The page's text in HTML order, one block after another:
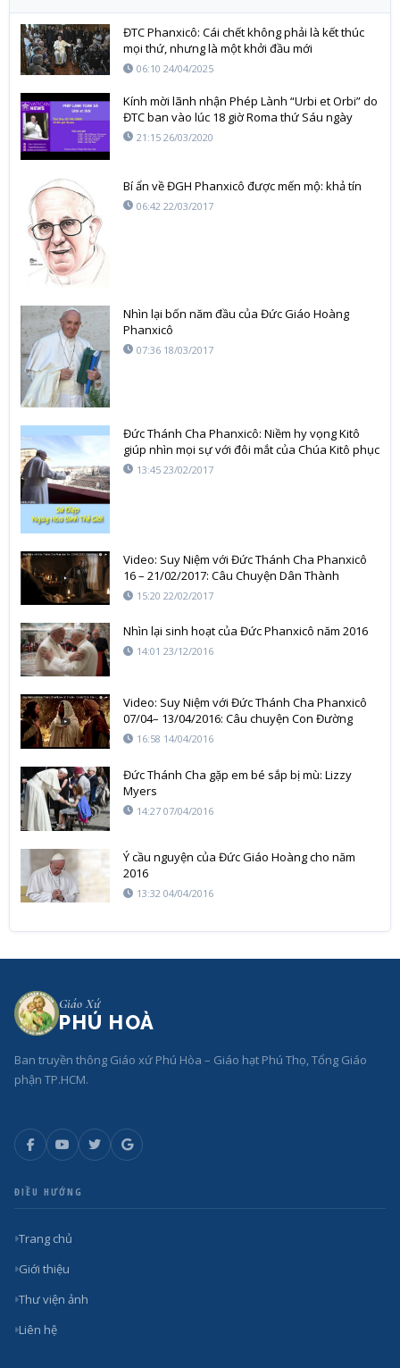
ĐTC Phanxicô: Cái chết không phải là kết thúc
mọi thứ, nhưng là một khởi đầu mới
06:10 24/04/2025
Kính mời lãnh nhận Phép Lành “Urbi et Orbi” do
ĐTC ban vào lúc 18 giờ Roma thứ Sáu ngày
27/03 Việt Nam lúc O giờ
21:15 26/03/2020
Bí ẩn về ĐGH Phanxicô được mến mộ: khả tín
06:42 22/03/2017
Nhìn lại bốn năm đầu của Đức Giáo Hoàng
Phanxicô
07:36 18/03/2017
Đức Thánh Cha Phanxicô: Niềm hy vọng Kitô
giúp nhìn mọi sự với đôi mắt của Chúa Kitô phục
sinh.13:45 23/02/2017
Video: Suy Niệm với Đức Thánh Cha Phanxicô
16 – 21/02/2017: Câu Chuyện Dân Thành
Athènes
15:20 22/02/2017
Nhìn lại sinh hoạt của Đức Phanxicô năm 2016
14:01 23/12/2016
Video: Suy Niệm với Đức Thánh Cha Phanxicô
07/04– 13/04/2016: Câu chuyện Con Đường
Emmaus
16:58 14/04/2016
Đức Thánh Cha gặp em bé sắp bị mù: Lizzy
Myers
14:27 07/04/2016
Ý cầu nguyện của Đức Giáo Hoàng cho năm
2016
13:32 04/04/2016
Giáo Xứ
PHÚ HOÀ
Ban truyền thông Giáo xứ Phú Hòa – Giáo hạt Phú Thọ, Tổng Giáo
phận TP.HCM.
ĐIỀU HƯỚNG
Trang chủ
Giới thiệu
Thư viện ảnh
Liên hệ